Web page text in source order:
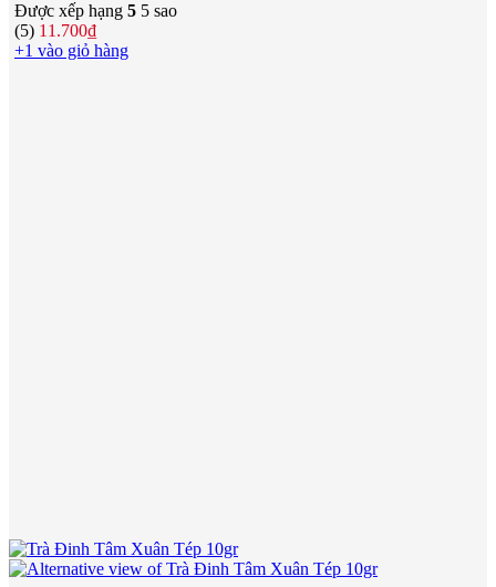
Được xếp hạng 5 5 sao
(5) 11.700₫
+1 vào giỏ hàng